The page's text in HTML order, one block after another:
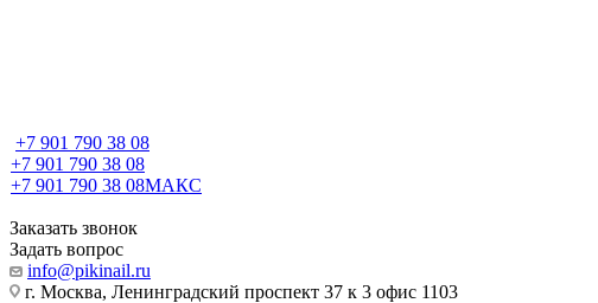
+7 901 790 38 08
+7 901 790 38 08
+7 901 790 38 08МАКС
Заказать звонок
Задать вопрос
info@pikinail.ru
г. Москва, Ленинградский проспект 37 к 3 офис 1103